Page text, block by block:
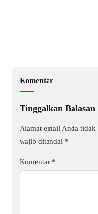
Komentar
Tinggalkan Balasan
Alamat email Anda
wajib ditandai *
Komentar *